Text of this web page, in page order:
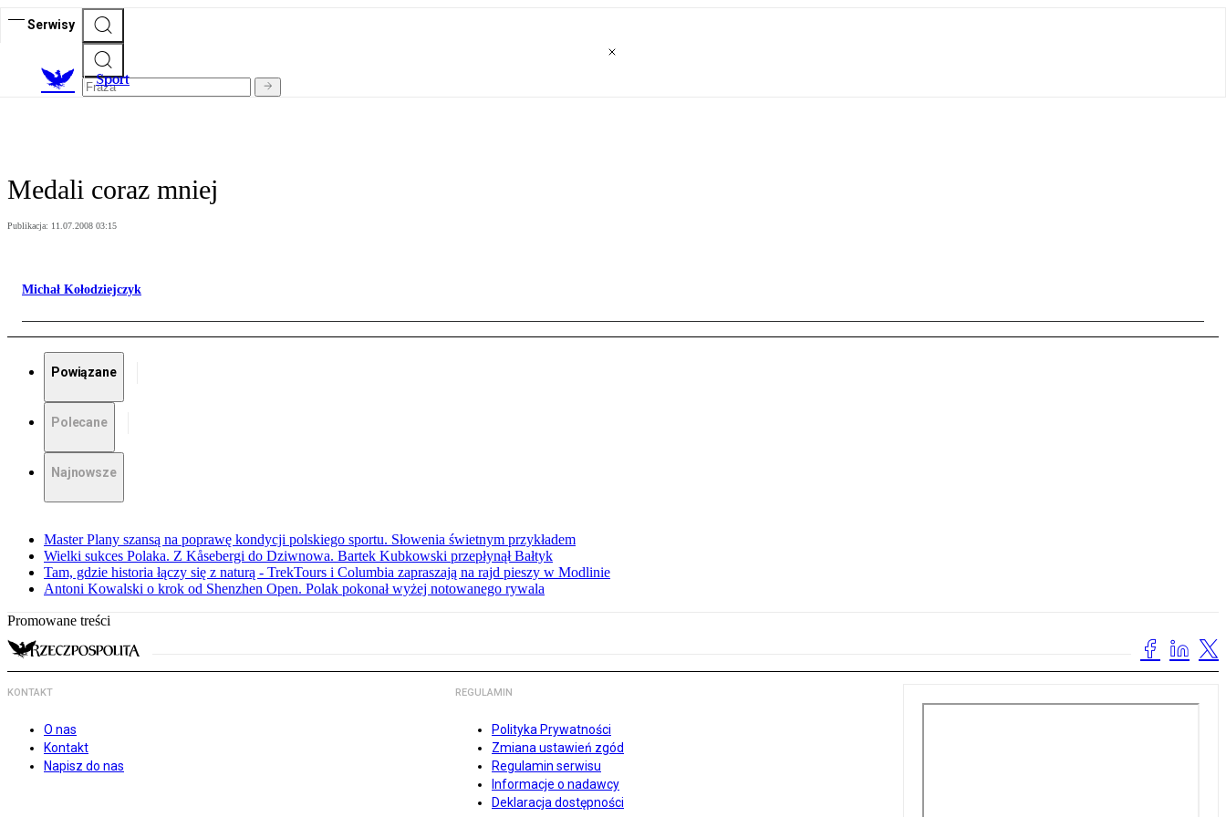
Serwisy
Sport
Medali coraz mniej
Publikacja: 11.07.2008 03:15
Michał Kołodziejczyk
Powiązane
Polecane
Najnowsze
Master Plany szansą na poprawę kondycji polskiego sportu. Słowenia świetnym przykładem
Wielki sukces Polaka. Z Kåsebergi do Dziwnowa. Bartek Kubkowski przepłynął Bałtyk
Tam, gdzie historia łączy się z naturą - TrekTours i Columbia zapraszają na rajd pieszy w Modlinie
Antoni Kowalski o krok od Shenzhen Open. Polak pokonał wyżej notowanego rywala
Promowane treści
KONTAKT
O nas
Kontakt
Napisz do nas
REGULAMIN
Polityka Prywatności
Zmiana ustawień zgód
Regulamin serwisu
Informacje o nadawcy
Deklaracja dostępności